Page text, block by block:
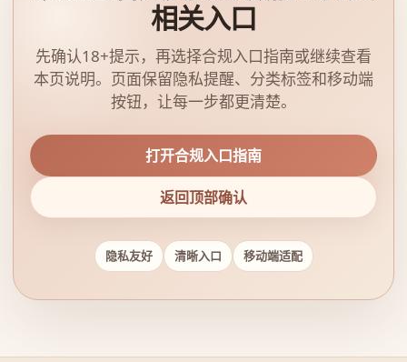
相关入口
先确认18+提示，再选择合规入口指南或继续查看
本页说明。页面保留隐私提醒、分类标签和移动端
按钮，让每一步都更清楚。
打开合规入口指南
返回顶部确认
隐私友好 清晰入口 移动端适配